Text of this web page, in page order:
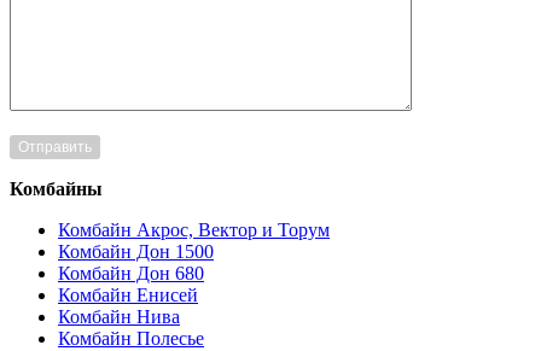
Комбайны
Комбайн Акрос, Вектор и Торум
Комбайн Дон 1500
Комбайн Дон 680
Комбайн Енисей
Комбайн Нива
Комбайн Полесье